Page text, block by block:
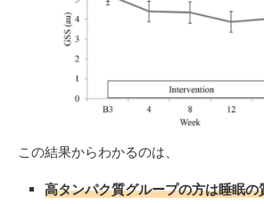
この結果からわかるのは、
高タンパク質グループの方は睡眠の